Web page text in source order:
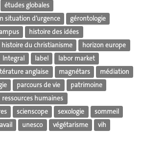
études globales
situation d’urgence
gérontologie
histoire des idées
histoire du christianisme
horizon europe
Integral label
labor market
anglaise magnétars
médiation
parcours de vie
patrimoine
ressources humaines
scienscope sexologie
sommeil
unesco végétarisme vih